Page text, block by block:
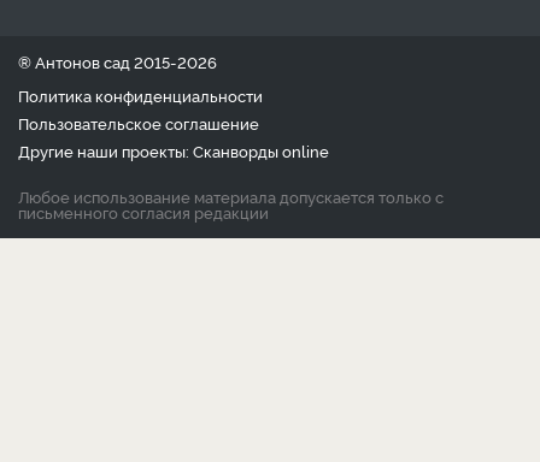
® Антонов сад 2015-2026
Политика конфиденциальности
Пользовательское соглашение
Другие наши проекты: Сканвордыonline
Любое использование материала допускается только с
письменного согласия редакции